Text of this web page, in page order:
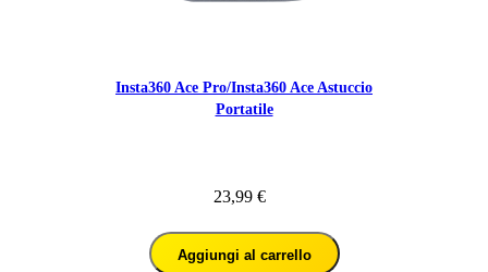
Insta360 Ace Pro/Insta360 Ace Astuccio
Portatile
23,99 €
Aggiungi al carrello